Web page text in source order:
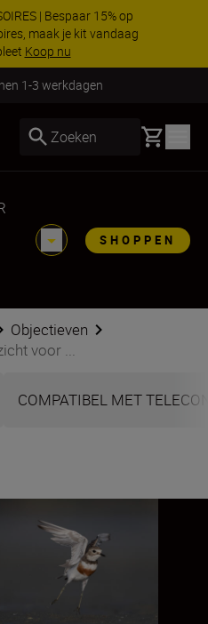
| Bespaar 15% op
maak je kit vandaag
Koop nu
1-3 werkdagen
Zoeken Basket
SHOPPEN
Objectieven
voor ...
COMPATIBEL MET